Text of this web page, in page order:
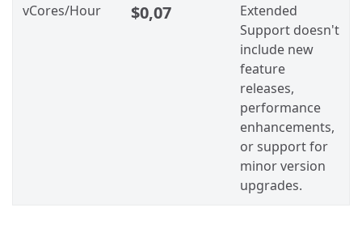
vCores/Hour $0,07
Extended
Support doesn't
include new
feature
releases,
performance
enhancements,
or support for
minor version
upgrades.